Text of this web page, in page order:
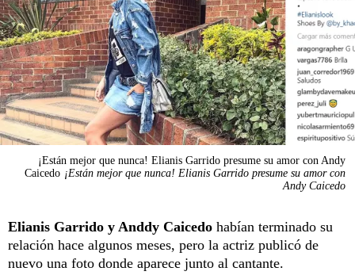
¡Están mejor que nunca! Elianis Garrido presume su amor con Andy
Caicedo ¡Están mejor que nunca! Elianis Garrido presume su amor con
Andy Caicedo
Elianis Garrido y Anddy Caicedo habían terminado su
relación hace algunos meses, pero la actriz publicó de
nuevo una foto donde aparece junto al cantante.